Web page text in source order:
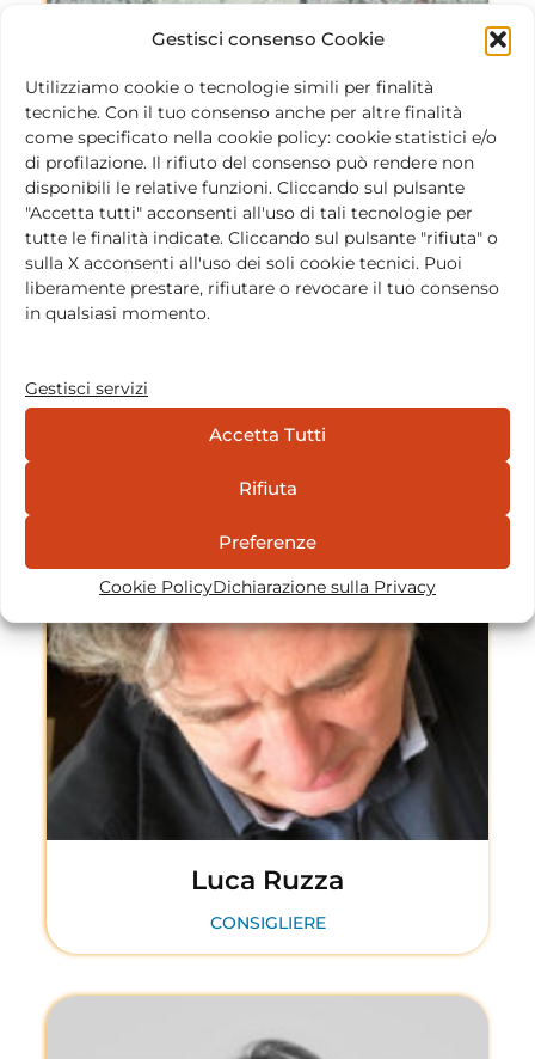
Gestisci consenso Cookie
Utilizziamo cookie o tecnologie simili per finalità
tecniche. Con il tuo consenso anche per altre finalità
come specificato nella cookie policy: cookie statistici e/o
di profilazione. Il rifiuto del consenso può rendere non
disponibili le relative funzioni. Cliccando sul pulsante
"Accetta tutti" acconsenti all'uso di tali tecnologie per
tutte le finalità indicate. Cliccando sul pulsante "rifiuta" o
sulla X acconsenti all'uso dei soli cookie tecnici. Puoi
liberamente prestare, rifiutare o revocare il tuo consenso
in qualsiasi momento.
Gestisci servizi
Accetta Tutti
Rifiuta
Preferenze
Cookie PolicyDichiarazione sulla Privacy
Emanuele Amoruso
CONSIGLIERE
Luca Ruzza
CONSIGLIERE